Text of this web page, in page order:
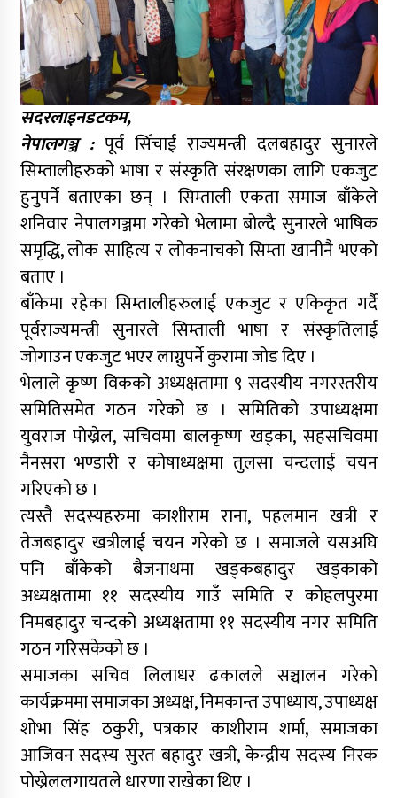
सदरलाइनडटकम,
नेपालगञ्ज :पूर्व सिँचाई राज्यमन्त्री दलबहादुर सुनारले
सिम्तालीहरुको भाषा र संस्कृति संरक्षणका लागि एकजुट
हुनुपर्ने बताएका छन् । सिम्ताली एकता समाज बाँकेले
शनिवार नेपालगञ्जमा गरेको भेलामा बोल्दै सुनारले भाषिक
समृद्धि, लोक साहित्य र लोकनाचको सिम्ता खानीनै भएको
बताए ।
बाँकेमा रहेका सिम्तालीहरुलाई एकजुट र एकिकृत गर्दै
पूर्वराज्यमन्त्री सुनारले सिम्ताली भाषा र संस्कृतिलाई
जोगाउन एकजुट भएर लाग्नुपर्ने कुरामा जोड दिए ।
भेलाले कृष्ण विकको अध्यक्षतामा ९ सदस्यीय नगरस्तरीय
समितिसमेत गठन गरेको छ । समितिको उपाध्यक्षमा
युवराज पोख्रेल, सचिवमा बालकृष्ण खड्का, सहसचिवमा
नैनसरा भण्डारी र कोषाध्यक्षमा तुलसा चन्दलाई चयन
गरिएको छ ।
त्यस्तै सदस्यहरुमा काशीराम राना, पहलमान खत्री र
तेजबहादुर खत्रीलाई चयन गरेको छ । समाजले यसअघि
पनि बाँकेको बैजनाथमा खड्कबहादुर खड्काको
अध्यक्षतामा ११ सदस्यीय गाउँ समिति र कोहलपुरमा
निमबहादुर चन्दको अध्यक्षतामा ११ सदस्यीय नगर समिति
गठन गरिसकेको छ ।
समाजका सचिव लिलाधर ढकालले सञ्चालन गरेको
कार्यक्रममा समाजका अध्यक्ष, निमकान्त उपाध्याय, उपाध्यक्ष
शोभा सिंह ठकुरी, पत्रकार काशीराम शर्मा, समाजका
आजिवन सदस्य सुरत बहादुर खत्री, केन्द्रीय सदस्य निरक
पोख्रेललगायतले धारणा राखेका थिए ।